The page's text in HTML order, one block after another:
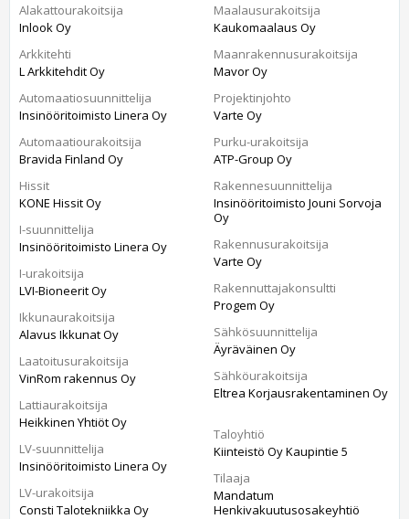
Alakattourakoitsija
Inlook Oy
Arkkitehti
L Arkkitehdit Oy
Automaatiosuunnittelija
Insinööritoimisto Linera Oy
Automaatiourakoitsija
Bravida Finland Oy
Hissit
KONE Hissit Oy
I-suunnittelija
Insinööritoimisto Linera Oy
I-urakoitsija
LVI-Bioneerit Oy
Ikkunaurakoitsija
Alavus Ikkunat Oy
Laatoitusurakoitsija
VinRom rakennus Oy
Lattiaurakoitsija
Heikkinen Yhtiöt Oy
LV-suunnittelija
Insinööritoimisto Linera Oy
LV-urakoitsija
Consti Talotekniikka Oy
Maalausurakoitsija
Kaukomaalaus Oy
Maanrakennusurakoitsija
Mavor Oy
Projektinjohto
Varte Oy
Purku-urakoitsija
ATP-Group Oy
Rakennesuunnittelija
Insinööritoimisto Jouni Sorvoja
Oy
Rakennusurakoitsija
Varte Oy
Rakennuttajakonsultti
Progem Oy
Sähkösuunnittelija
Äyräväinen Oy
Sähköurakoitsija
Eltrea Korjausrakentaminen Oy
Taloyhtiö
Kiinteistö Oy Kaupintie 5
Tilaaja
Mandatum
Henkivakuutusosakeyhtiö